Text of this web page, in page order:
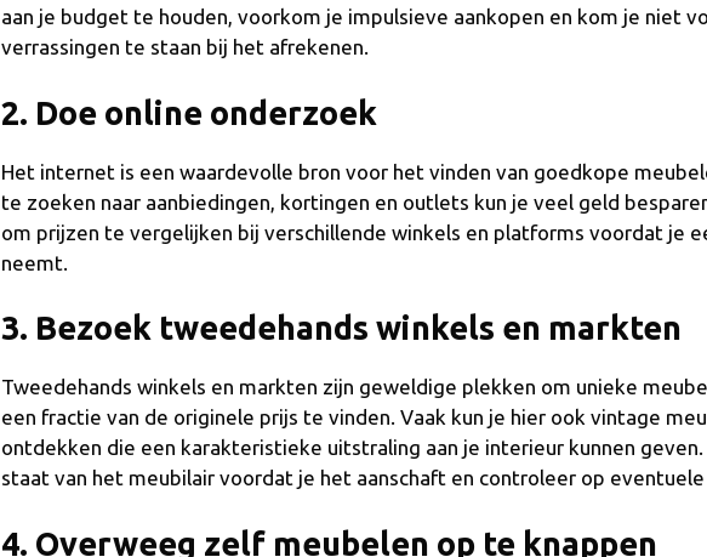
aan je budget te houden, voorkom je impulsieve aankopen en kom je niet
verrassingen te staan bij het afrekenen.
2. Doe online onderzoek
Het internet is een waardevolle bron voor het vinden van goedkope
te zoeken naar aanbiedingen, kortingen en outlets kun je veel geld
om prijzen te vergelijken bij verschillende winkels en platforms voordat je
neemt.
3. Bezoek tweedehands winkels en markten
Tweedehands winkels en markten zijn geweldige plekken om unieke
een fractie van de originele prijs te vinden. Vaak kun je hier ook vintage
ontdekken die een karakteristieke uitstraling aan je interieur kunnen
staat van het meubilair voordat je het aanschaft en controleer op
4. Overweeg zelf meubelen op te knappen